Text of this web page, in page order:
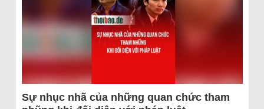
Sự nhục nhã của những quan chức tham